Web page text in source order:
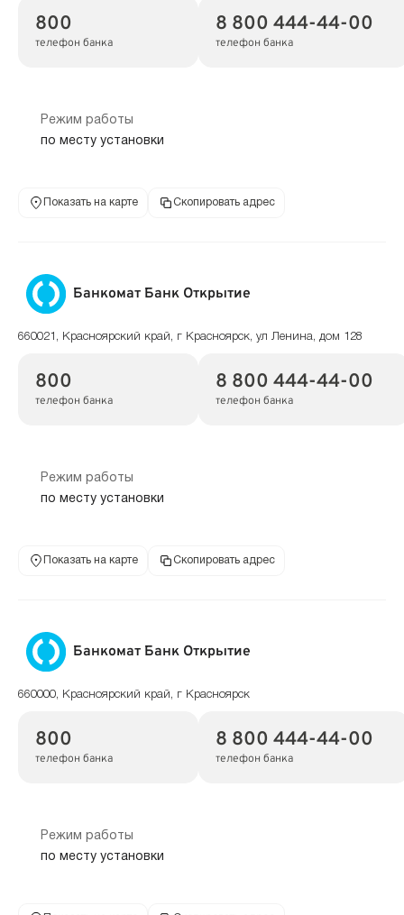
800
телефон банка
8 800 444-44-00
телефон банка
Режим работы
по месту установки
Показать на карте Скопировать адрес
Банкомат Банк Открытие
660021, Красноярский край, г Красноярск, ул Ленина, дом 128
800
телефон банка
8 800 444-44-00
телефон банка
Режим работы
по месту установки
Показать на карте Скопировать адрес
Банкомат Банк Открытие
660000, Красноярский край, г Красноярск
800
телефон банка
8 800 444-44-00
телефон банка
Режим работы
по месту установки